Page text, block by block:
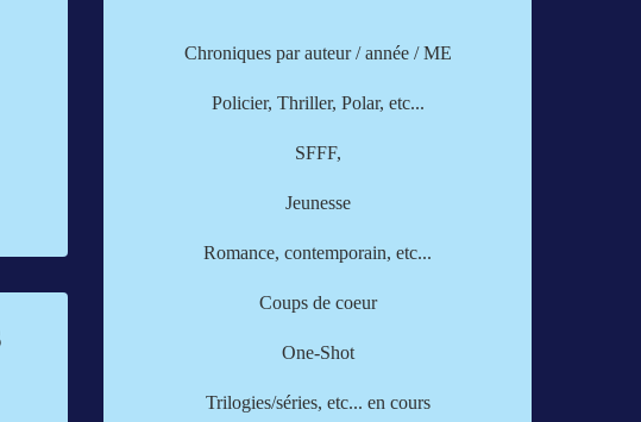
Chroniques parauteur/année/ME
Policier, Thriller, Polar, etc...
SFFF,
Jeunesse
Romance, contemporain, etc...
Coups de coeur
One-Shot
Trilogies/séries, etc... en cours